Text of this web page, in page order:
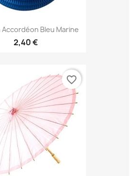
Accordéon Bleu Marine
2,40 €
favorite_border